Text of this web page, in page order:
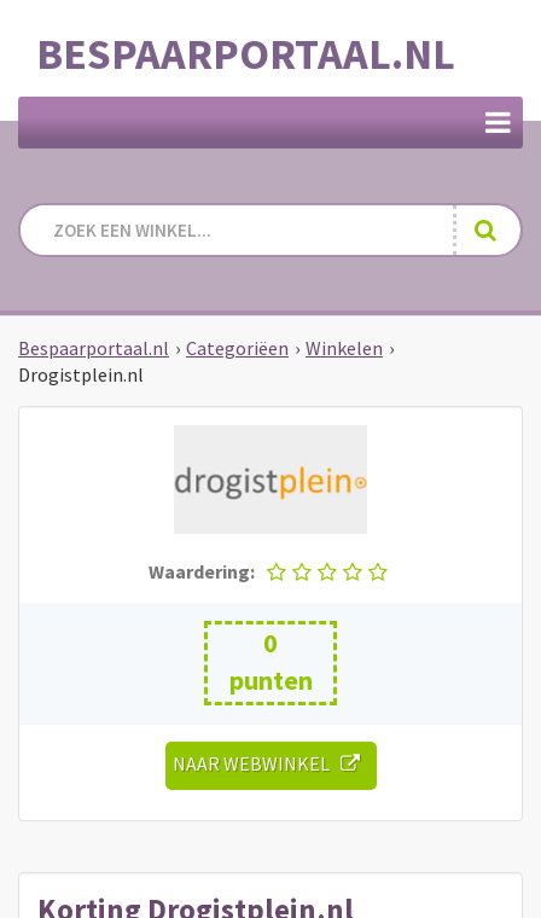
BESPAARPORTAAL.NL
Bespaarportaal.nl › Categoriëen › Winkelen ›
Drogistplein.nl
Waardering:
0
punten
NAAR WEBWINKEL
Korting Drogistplein.nl